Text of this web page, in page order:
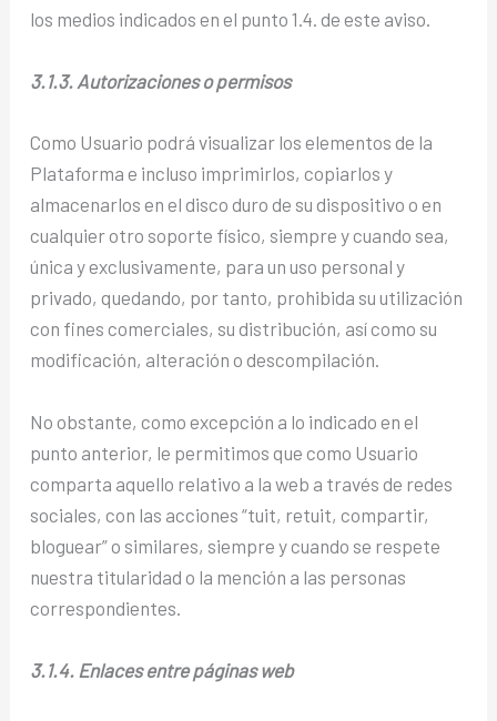
los medios indicados en el punto 1.4. de este aviso.
3.1.3. Autorizaciones o permisos
Como Usuario podrá visualizar los elementos de la
Plataforma e incluso imprimirlos, copiarlos y
almacenarlos en el disco duro de su dispositivo o en
cualquier otro soporte físico, siempre y cuando sea,
única y exclusivamente, para un uso personal y
privado, quedando, por tanto, prohibida su utilización
con fines comerciales, su distribución, así como su
modificación, alteración o descompilación.
No obstante, como excepción a lo indicado en el
punto anterior, le permitimos que como Usuario
comparta aquello relativo a la web a través de redes
sociales, con las acciones “tuit, retuit, compartir,
bloguear” o similares, siempre y cuando se respete
nuestra titularidad o la mención a las personas
correspondientes.
3.1.4. Enlaces entre páginas web